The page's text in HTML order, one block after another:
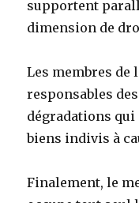
supportent
dimension de
Les membres
responsables
dégradations qui
biens indivis à
Finalement, le